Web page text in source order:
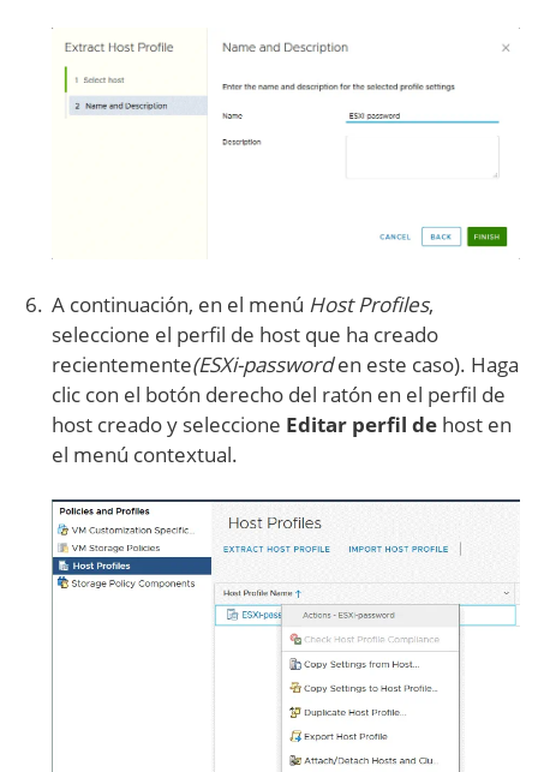
A continuación, en el menú Host Profiles,
seleccione el perfil de host que ha creado
recientemente(ESXi-passworden este caso). Haga
clic con el botón derecho del ratón en el perfil de
host creado y seleccione Editar perfil de host en
el menú contextual.